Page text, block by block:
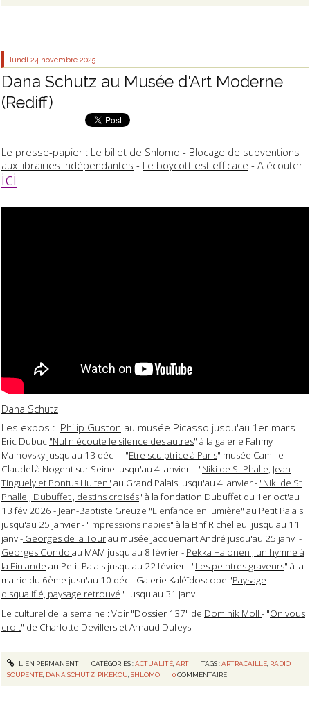
lundi 24 novembre 2025
Dana Schutz au Musée d'Art Moderne
(Rediff)
Le presse-papier : Le billet de Shlomo - Blocage de subventions
aux librairies indépendantes - Le boycott est efficace - A écouter
ici
Dana Schutz
Les expos : Philip Guston au musée Picasso jusqu'au 1er mars -
Eric Dubuc "Nul n'écoute le silence des autres" à la galerie Fahmy
Malnovsky jusqu'au 13 déc - - "Etre sculptrice à Paris" musée Camille
Claudel à Nogent sur Seine jusqu'au 4 janvier - "Niki de St Phalle, Jean
Tinguely et Pontus Hulten" au Grand Palais jusqu'au 4 janvier - "Niki de St
Phalle , Dubuffet , destins croisés" à la fondation Dubuffet du 1er oct'au
13 fév 2026 - Jean-Baptiste Greuze "L'enfance en lumière" au Petit Palais
jusqu'au 25 janvier - "Impressions nabies" à la Bnf Richelieu jusqu'au 11
janv - Georges de la Tourau musée Jacquemart André jusqu'au 25 janv -
Georges Condo au MAM jusqu'au 8 février - Pekka Halonen , un hymne à
la Finlande au Petit Palais jusqu'au 22 février - "Les peintres graveurs" à la
mairie du 6ème jusu'au 10 déc - Galerie Kaléïdoscope "Paysage
disqualifié, paysage retrouvé " jusqu'au 31 janv
Le culturel de la semaine : Voir "Dossier 137" de Dominik Moll - "On vous
croit" de Charlotte Devillers et Arnaud Dufeys
LIEN PERMANENT CATÉGORIES :ACTUALITÉ, ART TAGS :ARTRACAILLE RADIO
SOUPENTE DANA SCHUTZ PIKEKOU ,SHLOMO 0 COMMENTAIRE